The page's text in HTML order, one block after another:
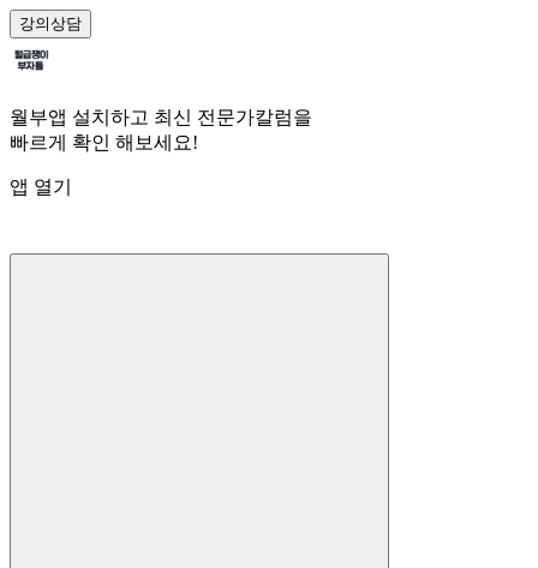
강의상담
월부앱 설치하고 최신 전문가칼럼을
빠르게 확인 해보세요!
앱 열기